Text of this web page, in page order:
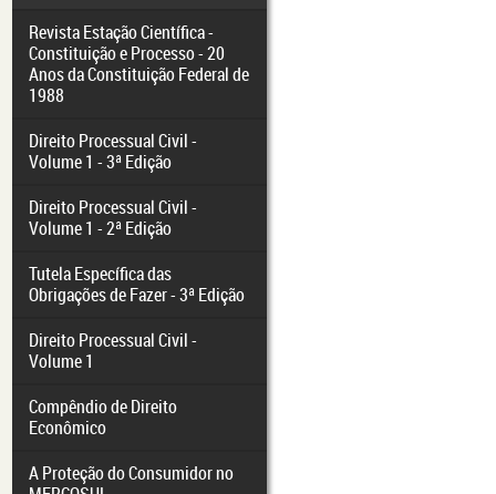
Revista Estação Científica -
Constituição e Processo - 20
Anos da Constituição Federal de
1988
Direito Processual Civil -
Volume 1 - 3ª Edição
Direito Processual Civil -
Volume 1 - 2ª Edição
Tutela Específica das
Obrigações de Fazer - 3ª Edição
Direito Processual Civil -
Volume 1
Compêndio de Direito
Econômico
A Proteção do Consumidor no